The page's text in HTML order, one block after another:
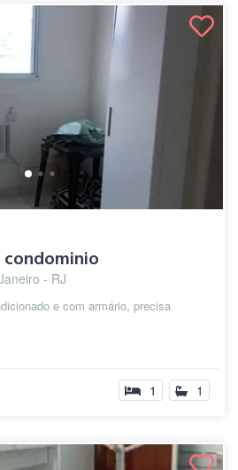
- RJ
e com armário, precisa
1 1